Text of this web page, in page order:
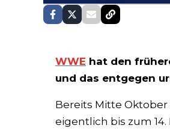
WWE hat den
und das entgegen
Bereits Mitte
eigentlich bis zum